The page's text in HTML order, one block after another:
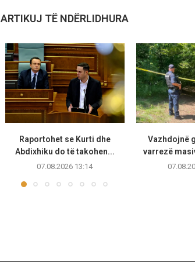
ARTIKUJ TË NDËRLIDHURA
Raportohet se Kurti dhe
Abdixhiku do të takohen...
07.08.2026 13:14
Vazhdojnë
varrezë